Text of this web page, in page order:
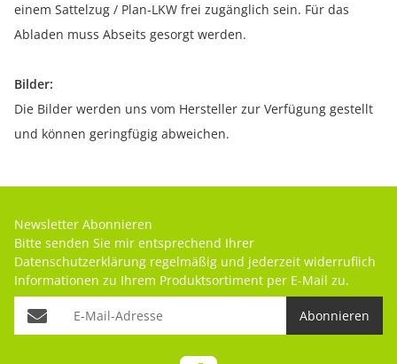
einem Sattelzug / Plan-LKW frei zugänglich sein. Für das
Abladen muss Abseits gesorgt werden.
Bilder:
Die Bilder werden uns vom Hersteller zur Verfügung gestellt
und können geringfügig abweichen.
Newsletter Abonnieren
Bitte senden Sie mir entsprechend Ihrer
Datenschutzerklärung regelmäßig und jederzeit widerruflich
Informationen zu Ihrem Produktsortiment per E-Mail zu.
Abonnieren